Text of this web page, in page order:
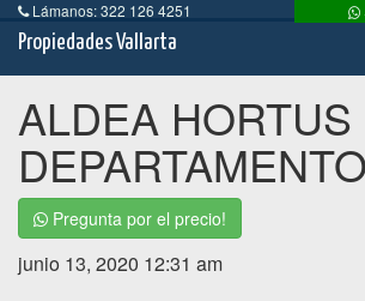
Lámanos: 322 126 4251
Propiedades Vallarta
ALDEA HORTUS
Pregunta por el precio!
junio 13, 2020 12:31 am